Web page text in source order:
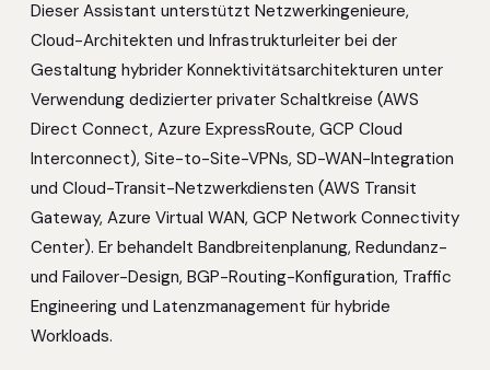
Dieser Assistant unterstützt Netzwerkingenieure,
Cloud-Architekten und Infrastrukturleiter bei der
Gestaltung hybrider Konnektivitätsarchitekturen unter
Verwendung dedizierter privater Schaltkreise (AWS
Direct Connect, Azure ExpressRoute, GCP Cloud
Interconnect), Site-to-Site-VPNs, SD-WAN-Integration
und Cloud-Transit-Netzwerkdiensten (AWS Transit
Gateway, Azure Virtual WAN, GCP Network Connectivity
Center). Er behandelt Bandbreitenplanung, Redundanz-
und Failover-Design, BGP-Routing-Konfiguration, Traffic
Engineering und Latenzmanagement für hybride
Workloads.